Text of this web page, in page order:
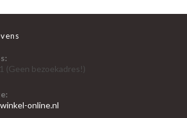
(Geen bezoekadres!)
online.nl